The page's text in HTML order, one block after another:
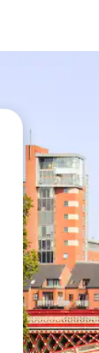
le haut et vers